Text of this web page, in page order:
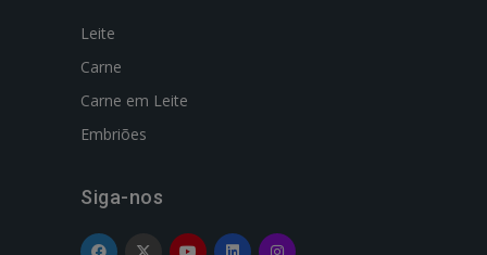
Leite
Carne
Carne em Leite
Embriões
Siga-nos